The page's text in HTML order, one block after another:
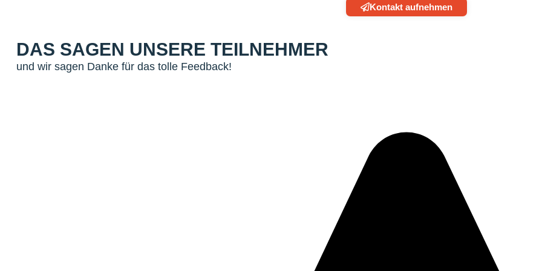
Kontakt aufnehmen
DAS SAGEN UNSERE TEILNEHMER
und wir sagen Danke für das tolle Feedback!